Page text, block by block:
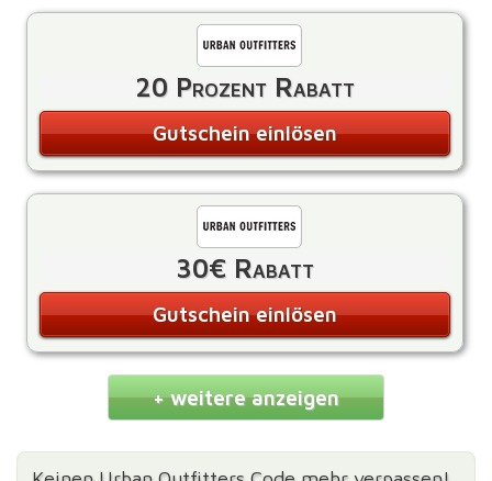
20 Prozent Rabatt
Gutschein einlösen
30€ Rabatt
Gutschein einlösen
+ weitere anzeigen